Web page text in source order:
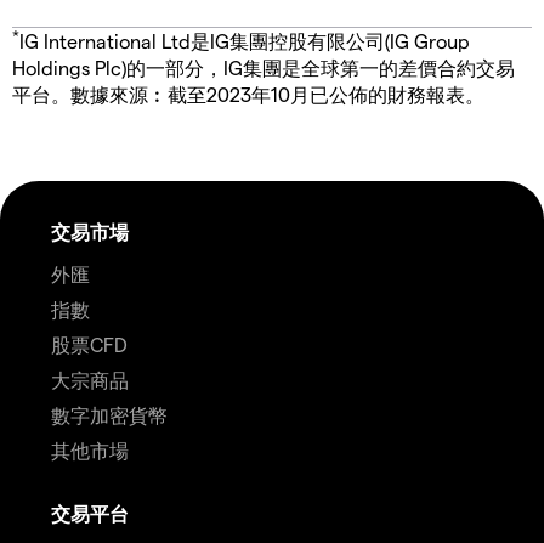
*IG International Ltd是IG集團控股有限公司(IG Group
Holdings Plc)的一部分，IG集團是全球第一的差價合約交易
平台。數據來源︰截至2023年10月已公佈的財務報表。
交易市場
外匯
指數
股票CFD
大宗商品
數字加密貨幣
其他市場
交易平台